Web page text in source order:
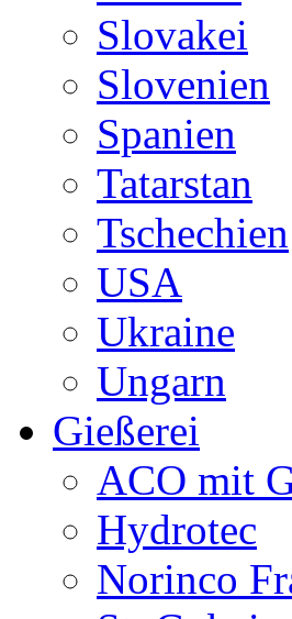
Slovakei
Slovenien
Spanien
Tatarstan
Tschechien
USA
Ukraine
Ungarn
Gießerei
ACO mit
Hydrotec
Norinco